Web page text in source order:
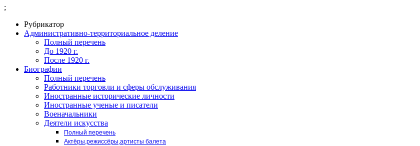
;
Рубрикатор
Административно-территориальное деление
Полный перечень
До 1920 г.
После 1920 г.
Биографии
Полный перечень
Работники торговли и сферы обслуживания
Иностранные исторические личности
Иностранные ученые и писатели
Военачальники
Деятели искусства
Полный перечень
Актёры,режиссёры,артисты балета